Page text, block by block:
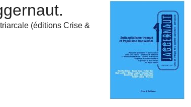
(éditions Crise &